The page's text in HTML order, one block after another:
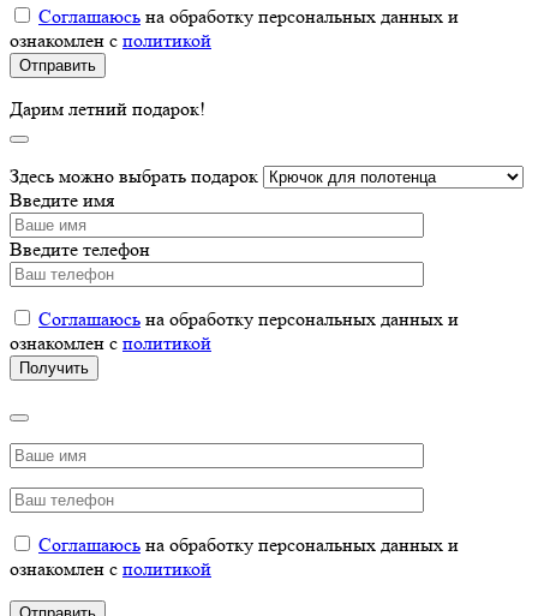
Соглашаюсь на обработку персональных данных и
ознакомлен с политикой
Дарим летний подарок!
Здесь можно выбрать подарок
Введите имя
Введите телефон
Соглашаюсь на обработку персональных данных и
ознакомлен с политикой
Соглашаюсь на обработку персональных данных и
ознакомлен с политикой